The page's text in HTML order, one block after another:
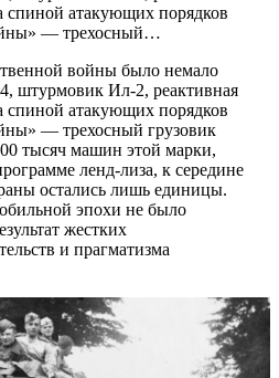
спиной атакующих порядков
— трехосный…
войны было немало
штурмовик Ил-2, реактивная
спиной атакующих порядков
— трехосный грузовик
тысяч машин этой марки,
ленд-лиза, к середине
остались лишь единицы.
эпохи не было
жестких
и прагматизма